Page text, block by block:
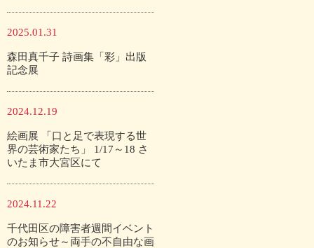
2025.01.31
森田真千子 詩画集「彩」出版
記念展
2024.12.19
絵画展 「口と足で表現する世
界の芸術家たち」 1/17～18 さ
いたま市大宮区にて
2024.11.22
千代田区の障害者週間イベント
のお知らせ～両手の不自由な画